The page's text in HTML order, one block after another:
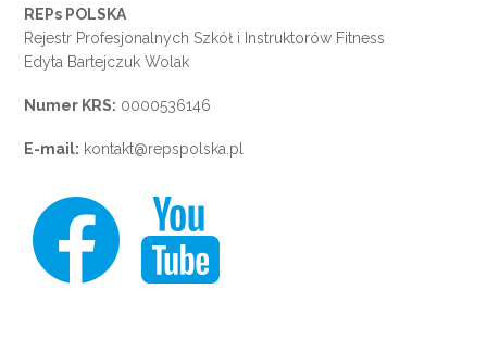
REPs POLSKA
Rejestr Profesjonalnych Szkół i Instruktorów Fitness
Edyta Bartejczuk Wolak
Numer KRS: 0000536146
E-mail: kontakt@repspolska.pl